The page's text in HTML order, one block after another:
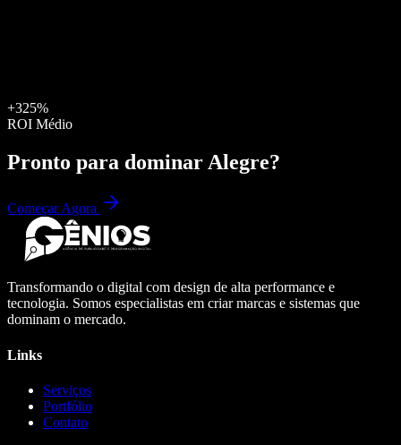
+325%
ROI Médio
Pronto para dominar Alegre?
Começar Agora
Transformando o digital com design de alta performance e
tecnologia. Somos especialistas em criar marcas e sistemas que
dominam o mercado.
Links
Serviços
Portfólio
Contato